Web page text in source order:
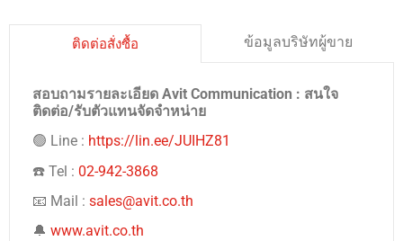
ติดต่อสั่งซื้อ ข้อมูลบริษัทผู้ขาย
สอบถามรายละเอียด Avit Communication : สนใจ
ติดต่อ/รับตัวแทนจัดจำหน่าย
🟢 Line : https://lin.ee/JUIHZ81
☎️ Tel : 02-942-3868
📧 Mail : sales@avit.co.th
🔔 www.avit.co.th